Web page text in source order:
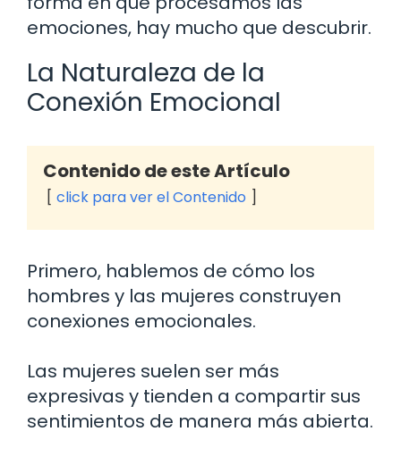
emociones, hay mucho que descubrir.
La Naturaleza de la
Conexión Emocional
Contenido de este Artículo
click para ver el Contenido
Primero, hablemos de cómo los
hombres y las mujeres construyen
conexiones emocionales.
Las mujeres suelen ser más
expresivas y tienden a compartir sus
sentimientos de manera más abierta.